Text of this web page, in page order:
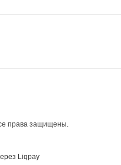
права защищены.